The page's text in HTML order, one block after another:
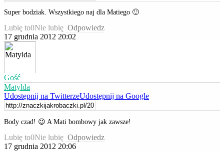
Super bodziak. Wszystkiego naj dla Matiego 🙂
Lubię to0Nie lubię Odpowiedz
17 grudnia 2012 20:02
Gość
Matylda
Udostępnij na TwitterzeUdostępnij na Google
Body czad! 😉 A Mati bombowy jak zawsze!
Lubię to0Nie lubię Odpowiedz
17 grudnia 2012 20:06